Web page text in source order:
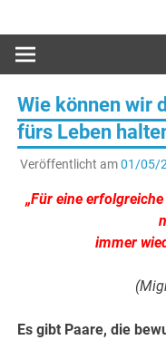
Wie können wir
fürs Leben
Veröffentlicht am01/05/
„Für eine
immer
Es gibt Paare, die